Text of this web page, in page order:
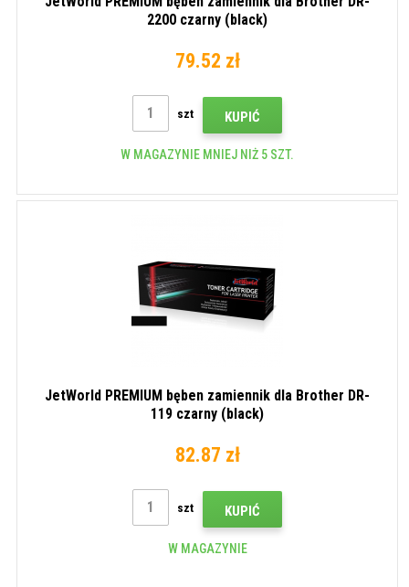
2200 czarny (black)
79.52 zł
szt KUPIĆ
W MAGAZYNIE MNIEJ NIŻ 5 SZT.
JetWorld PREMIUM bęben zamiennik dla Brother DR-
119 czarny (black)
82.87 zł
szt KUPIĆ
W MAGAZYNIE